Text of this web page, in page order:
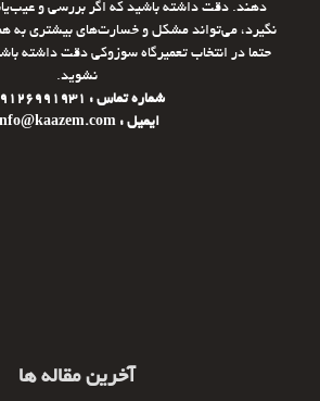
دهند. دقت داشته باشید که اگر بررسی و
نگیرد، می‌تواند مشکل و خسارت‌های بیشتری به
حتما در انتخاب تعمیرگاه سوزوکی دقت داشته
نشوید.
شماره تماس : 09126991931
ایمیل : info@kaazem.com
آخرین مقاله ها